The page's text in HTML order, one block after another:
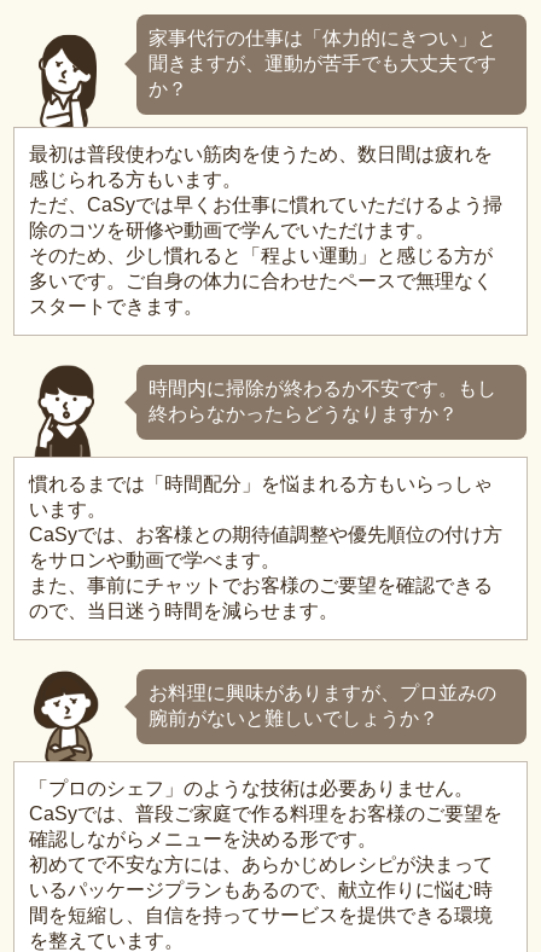
家事代行の仕事は「体力的にきつい」と
聞きますが、運動が苦手でも大丈夫です
か？
最初は普段使わない筋肉を使うため、数日間は疲れを
感じられる方もいます。
ただ、CaSyでは早くお仕事に慣れていただけるよう掃
除のコツを研修や動画で学んでいただけます。
そのため、少し慣れると「程よい運動」と感じる方が
多いです。ご自身の体力に合わせたペースで無理なく
スタートできます。
時間内に掃除が終わるか不安です。もし
終わらなかったらどうなりますか？
慣れるまでは「時間配分」を悩まれる方もいらっしゃ
います。
CaSyでは、お客様との期待値調整や優先順位の付け方
をサロンや動画で学べます。
また、事前にチャットでお客様のご要望を確認できる
ので、当日迷う時間を減らせます。
お料理に興味がありますが、プロ並みの
腕前がないと難しいでしょうか？
「プロのシェフ」のような技術は必要ありません。
CaSyでは、普段ご家庭で作る料理をお客様のご要望を
確認しながらメニューを決める形です。
初めてで不安な方には、あらかじめレシピが決まって
いるパッケージプランもあるので、献立作りに悩む時
間を短縮し、自信を持ってサービスを提供できる環境
を整えています。